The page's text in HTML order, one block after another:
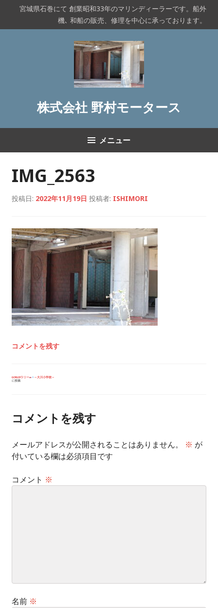
テ
宮城県石巻にて 創業昭和33年のマリンディーラーです。船外
機､ 和船の販売、修理を中心に承っております。
株式会社 野村モータース
メニュー
IMG_2563
投稿日: 2022年11月19日 投稿者: ISHIMORI
コメントを残す
投
シ
ョ
GO!GO!ラリー
～大川小学校～
に投稿
コメントを残す
メールアドレスが公開されることはありません。 ※ が
付いている欄は必須項目です
コメント ※
名前 ※